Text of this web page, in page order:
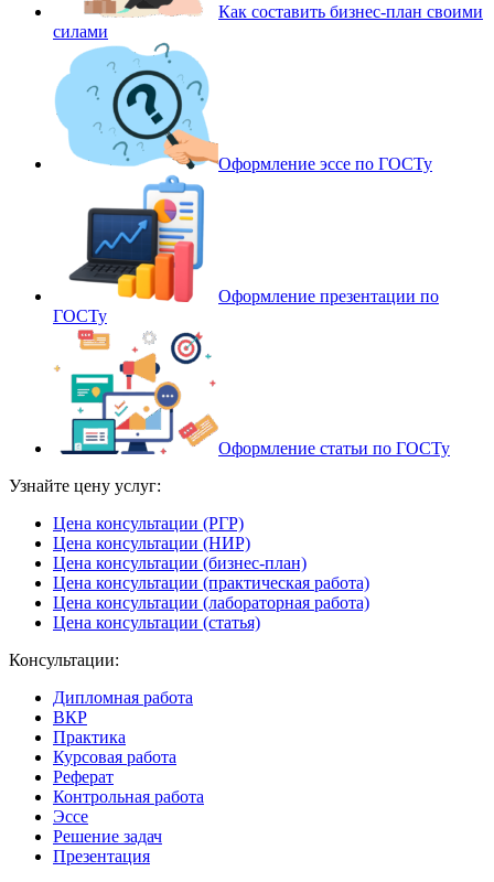
Как составить бизнес-план своими
силами
Оформление эссе по ГОСТу
Оформление презентации по
ГОСТу
Оформление статьи по ГОСТу
Узнайте цену услуг:
Цена консультации (РГР)
Цена консультации (НИР)
Цена консультации (бизнес-план)
Цена консультации (практическая работа)
Цена консультации (лабораторная работа)
Цена консультации (статья)
Консультации:
Дипломная работа
ВКР
Практика
Курсовая работа
Реферат
Контрольная работа
Эссе
Решение задач
Презентация